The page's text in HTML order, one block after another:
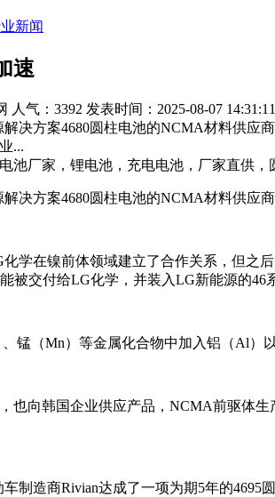
新闻
速
人气：3392 发表时间：2025-08-07 14:31:11
解决方案4680圆柱电池的NCMA材料供
...
池厂家，锂电池，充电电池，厂家直供，
决方案4680圆柱电池的NCMA材料供应
学在镍前体领域建立了合作关系，但之
被交付给LG化学，并装入LG新能源的46
锰（Mn）等金属化合物中加入铝（Al）
也向韩国企业供应产品，NCMA前驱体
制造商Rivian达成了一项为期5年的4695